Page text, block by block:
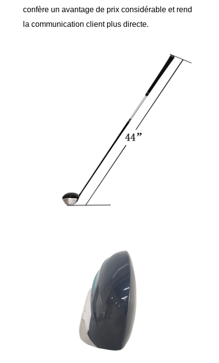
confère un avantage de prix considérable et rend
la communication client plus directe.